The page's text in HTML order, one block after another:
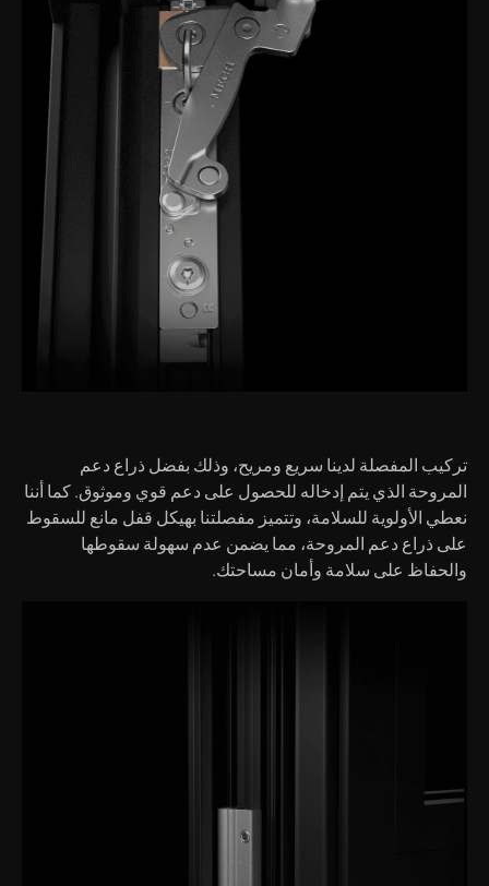
تركيب المفصلة لدينا سريع ومريح، وذلك بفضل ذراع دعم
المروحة الذي يتم إدخاله للحصول على دعم قوي وموثوق. كما أننا
نعطي الأولوية للسلامة، وتتميز مفصلتنا بهيكل قفل مانع للسقوط
على ذراع دعم المروحة، مما يضمن عدم سهولة سقوطها
والحفاظ على سلامة وأمان مساحتك.